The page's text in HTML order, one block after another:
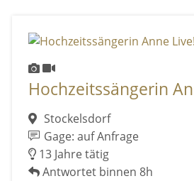
Hochzeitssängerin
Stockelsdorf
Gage: auf Anfrage
13 Jahre tätig
Antwortet binnen 8h